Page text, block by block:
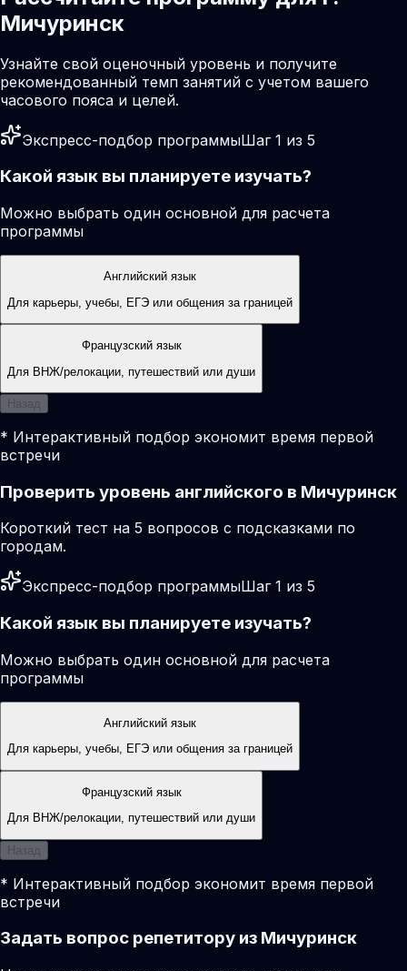
Мичуринск
Узнайте свой оценочный уровень и получите
рекомендованный темп занятий с учетом вашего
часового пояса и целей.
Экспресс-подбор программыШаг 1 из 5
Какой язык вы планируете изучать?
Можно выбрать один основной для расчета
программы
Английский язык
Для карьеры, учебы, ЕГЭ или общения за границей
Французский язык
Для ВНЖ/релокации, путешествий или души
Назад
* Интерактивный подбор экономит время первой
встречи
Проверить уровень английского в Мичуринск
Короткий тест на 5 вопросов с подсказками по
городам.
Экспресс-подбор программыШаг 1 из 5
Какой язык вы планируете изучать?
Можно выбрать один основной для расчета
программы
Английский язык
Для карьеры, учебы, ЕГЭ или общения за границей
Французский язык
Для ВНЖ/релокации, путешествий или души
Назад
* Интерактивный подбор экономит время первой
встречи
Задать вопрос репетитору из Мичуринск